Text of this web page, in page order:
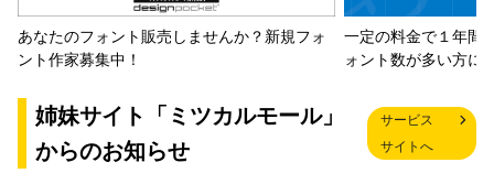
あなたのフォント販売しませんか？新規フォ
ント作家募集中！
一定の料金で１年間
ォント数が多い方に
姉妹サイト「ミツカルモール」
からのお知らせ
サービス
サイトへ